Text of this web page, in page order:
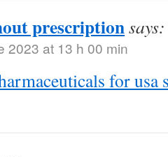
prescriptionsays:
2023 at 13 h 00 min
for usa